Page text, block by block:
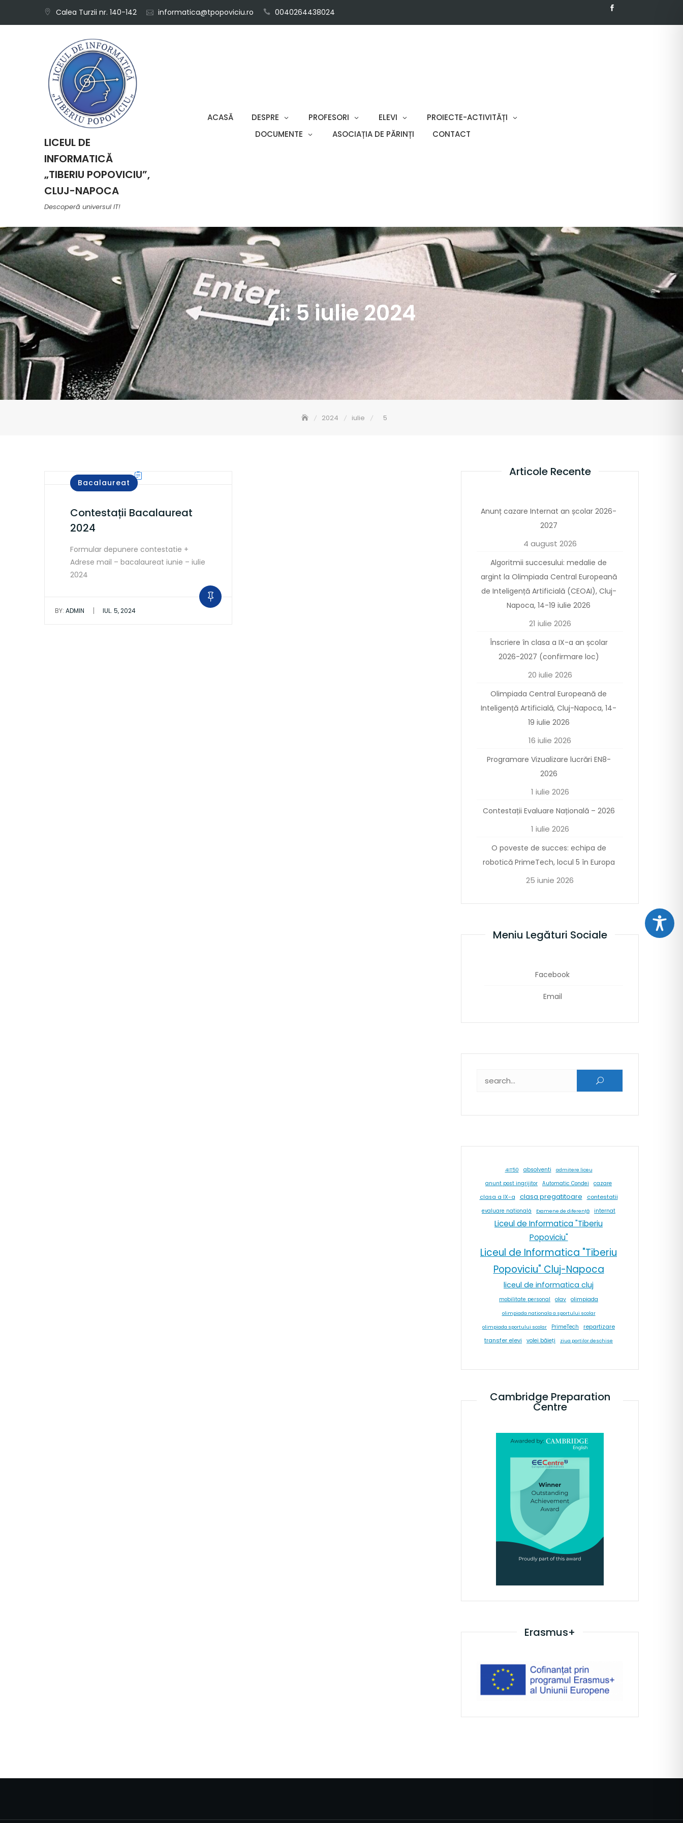
Calea Turzii nr. 140-142 informatica@tpopoviciu.ro 0040264438024
LICEUL DE
INFORMATICĂ
„TIBERIU POPOVICIU”,
CLUJ-NAPOCA
Descoperă universul IT!
ACASĂ DESPRE PROFESORI ELEVI
PROIECTE-ACTIVITĂȚI
DOCUMENTE
ASOCIAȚIA DE PĂRINȚI CONTACT
Zi:5 iulie 2024
2024 iulie 5
Bacalaureat
Contestații Bacalaureat
2024
Formular depunere contestatie +
Adrese mail – bacalaureat iunie – iulie
2024
BY: ADMIN | IUL. 5, 2024
Articole Recente
Anunț cazare Internat an școlar 2026-
2027
4 august 2026
Algoritmii succesului: medalie de
argint la Olimpiada Central Europeană
de Inteligență Artificială (CEOAI), Cluj-
Napoca, 14-19 iulie 2026
21 iulie 2026
Înscriere în clasa a IX-a an școlar
2026-2027 (confirmare loc)
20 iulie 2026
Olimpiada Central Europeană de
Inteligență Artificială, Cluj-Napoca, 14-
19 iulie 2026
16 iulie 2026
Programare Vizualizare lucrări EN8-
2026
1 iulie 2026
Contestații Evaluare Națională – 2026
1 iulie 2026
O poveste de succes: echipa de
robotică PrimeTech, locul 5 în Europa
25 iunie 2026
Meniu Legături Sociale
Facebook
Email
4IT50 absolventi admitere liceu
anunt post ingrijitor Automatic Condei
cazare
clasa a IX-a
clasa pregatitoare contestatii
evaluare natională Examene de diferență internat
Liceul de Informatica "Tiberiu
Popoviciu"
Liceul de Informatica "Tiberiu
Popoviciu" Cluj-Napoca
liceul de informatica cluj
mobilitate personal olav olimpiada
olimpiada nationala a sportului scolar
olimpiada sportului scolar PrimeTech
repartizare
transfer elevi
volei băieți ziua portilor deschise
Cambridge Preparation
Centre
Erasmus+